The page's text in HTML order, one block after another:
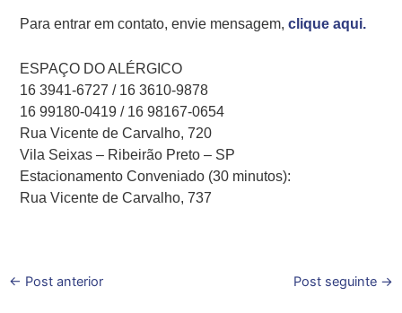
Para entrar em contato, envie mensagem,clique aqui.
ESPAÇO DO ALÉRGICO
16 3941-6727 / 16 3610-9878
16 99180-0419 / 16 98167-0654
Rua Vicente de Carvalho, 720
Vila Seixas – Ribeirão Preto – SP
Estacionamento Conveniado (30 minutos):
Rua Vicente de Carvalho, 737
← Post anterior Post seguinte →